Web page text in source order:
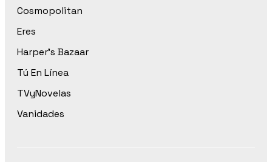
Cosmopolitan
Eres
Harper’s Bazaar
Tú En Línea
TVyNovelas
Vanidades